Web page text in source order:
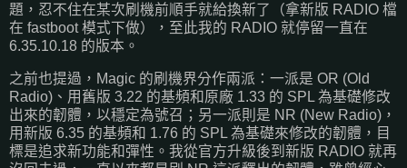
題，忍不住在某次刷機前順手就給換新了（拿新版 RADIO 檔
在 fastboot 模式下做），至此我的 RADIO 就停留一直在
6.35.10.18 的版本。
之前也提過，Magic 的刷機界分作兩派：一派是 OR (Old
Radio)、用舊版 3.22 的基頻和原廠 1.33 的 SPL 為基礎修改
出來的韌體，以穩定為號召；另一派則是 NR (New Radio)，
用新版 6.35 的基頻和 1.76 的 SPL 為基礎來修改的韌體，目
標是追求新功能和彈性。我從官方升級後到新版 RADIO 就再